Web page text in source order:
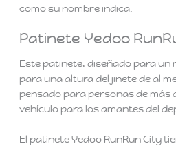
como su nombre indica.
Patinete Yedoo
Este patinete, diseñado para un
para una altura del jinete de al
pensado para personas de más
vehículo para los amantes del
El patinete Yedoo RunRun City